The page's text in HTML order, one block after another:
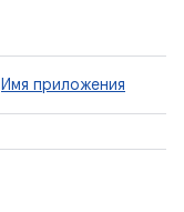
Имя приложения